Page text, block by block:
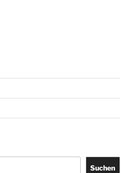
Suchen